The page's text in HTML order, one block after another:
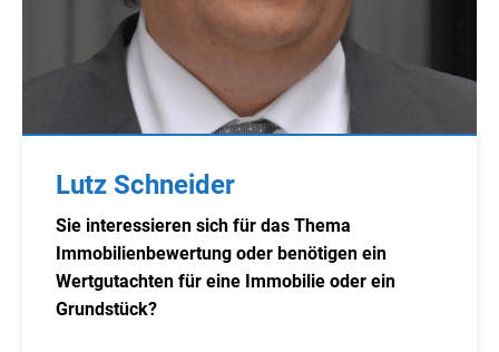
Lutz Schneider
Sie interessieren sich für das Thema
Immobilienbewertung oder benötigen ein
Wertgutachten für eine Immobilie oder ein
Grundstück?